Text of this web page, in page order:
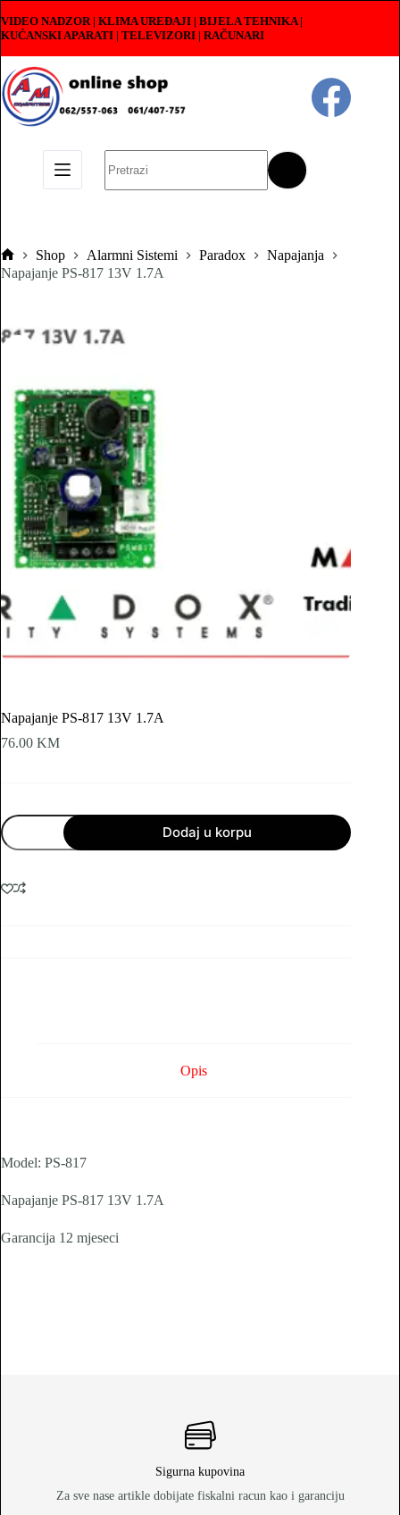
to
content
VIDEO NADZOR | KLIMA UREĐAJI | BIJELA TEHNIKA |
KUĆANSKI APARATI | TELEVIZORI | RAČUNARI
results
Pocetna
Shop Alarmni Sistemi Paradox
Napajanja
Napajanje PS-817 13V 1.7A
Napajanje PS-817 13V 1.7A
76.00 KM
Napajanje
PS-
817
1.7A
količina
Dodaj u korpu
Opis
Model: PS-817
Napajanje PS-817 13V 1.7A
Garancija 12 mjeseci
Sigurna kupovina
Za sve nase artikle dobijate fiskalni racun kao i garanciju